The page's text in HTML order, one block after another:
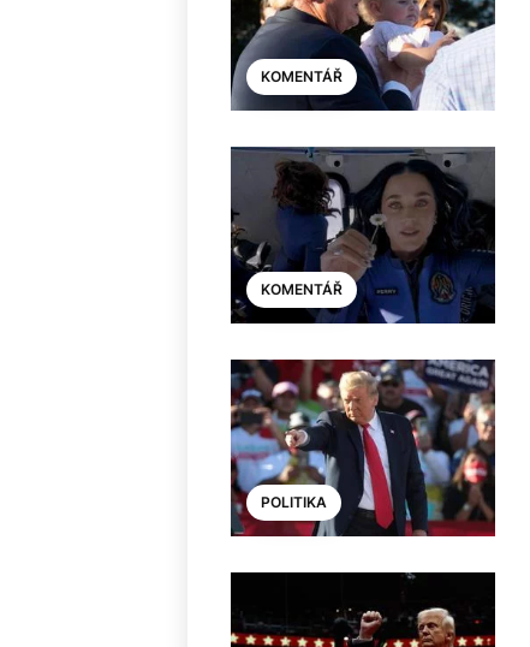
KOMENTÁŘ
KOMENTÁŘ
POLITIKA